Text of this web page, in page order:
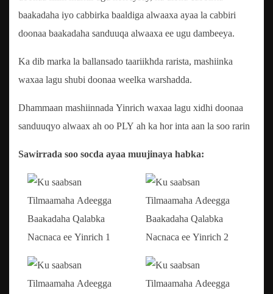
baakadaha iyo cabbirka baaldiga alwaaxa ayaa la cabbiri
doonaa baakadaha sanduuqa alwaaxa ee ugu dambeeya.
Ka dib marka la ballansado taariikhda rarista, mashiinka
waxaa lagu shubi doonaa weelka warshadda.
Dhammaan mashiinnada Yinrich waxaa lagu xidhi doonaa
sanduuqyo alwaax ah oo PLY ah ka hor inta aan la soo rarin
Sawirrada soo socda ayaa muujinaya habka: